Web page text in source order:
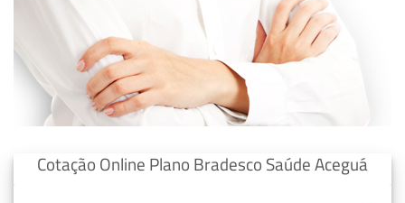
Cotação Online Plano Bradesco Saúde Aceguá